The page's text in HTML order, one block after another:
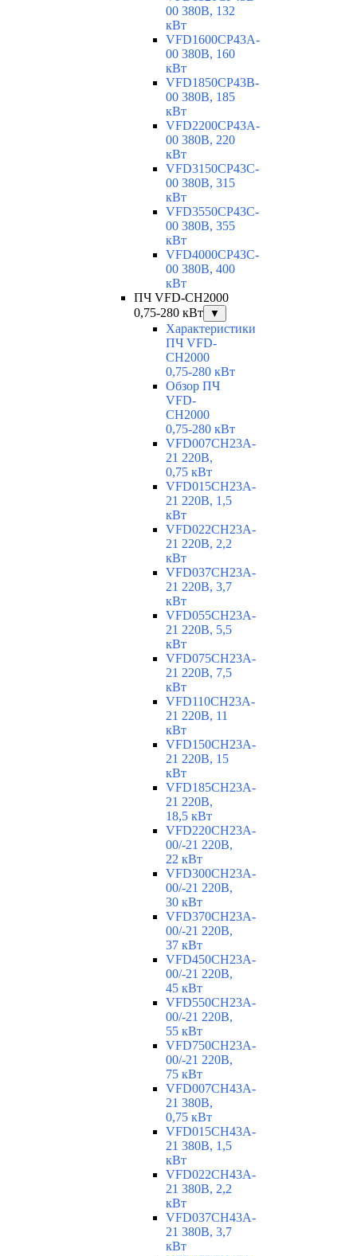
00 380В, 132
кВт
VFD1600CP43A-
00 380В, 160
кВт
VFD1850CP43B-
00 380В, 185
кВт
VFD2200CP43A-
00 380В, 220
кВт
VFD3150CP43C-
00 380В, 315
кВт
VFD3550CP43C-
00 380В, 355
кВт
VFD4000CP43C-
00 380В, 400
кВт
ПЧ VFD-CH2000
0,75-280 кВт
▼
Характеристики
ПЧ VFD-
CH2000
0,75-280 кВт
Обзор ПЧ
VFD-
CH2000
0,75-280 кВт
VFD007CH23A-
21 220В,
0,75 кВт
VFD015CH23A-
21 220В, 1,5
кВт
VFD022CH23A-
21 220В, 2,2
кВт
VFD037CH23A-
21 220В, 3,7
кВт
VFD055CH23A-
21 220В, 5,5
кВт
VFD075CH23A-
21 220В, 7,5
кВт
VFD110CH23A-
21 220В, 11
кВт
VFD150CH23A-
21 220В, 15
кВт
VFD185CH23A-
21 220В,
18,5 кВт
VFD220CH23A-
00/-21 220В,
22 кВт
VFD300CH23A-
00/-21 220В,
30 кВт
VFD370CH23A-
00/-21 220В,
37 кВт
VFD450CH23A-
00/-21 220В,
45 кВт
VFD550CH23A-
00/-21 220В,
55 кВт
VFD750CH23A-
00/-21 220В,
75 кВт
VFD007CH43A-
21 380В,
0,75 кВт
VFD015CH43A-
21 380В, 1,5
кВт
VFD022CH43A-
21 380В, 2,2
кВт
VFD037CH43A-
21 380В, 3,7
кВт